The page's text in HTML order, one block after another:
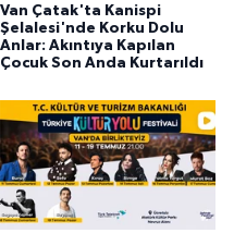
Van Çatak'ta Kanispi
Şelalesi'nde Korku Dolu
Anlar: Akıntıya Kapılan
Çocuk Son Anda Kurtarıldı